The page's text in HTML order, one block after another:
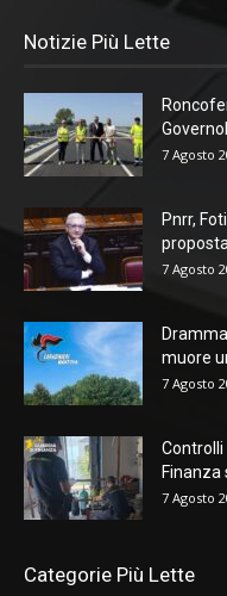
Notizie Più Lette
7 Agosto
Pnrr,
proposta
7 Agosto
muore
7 Agosto
Controlli
Finanza
7 Agosto
Categorie Più Lette